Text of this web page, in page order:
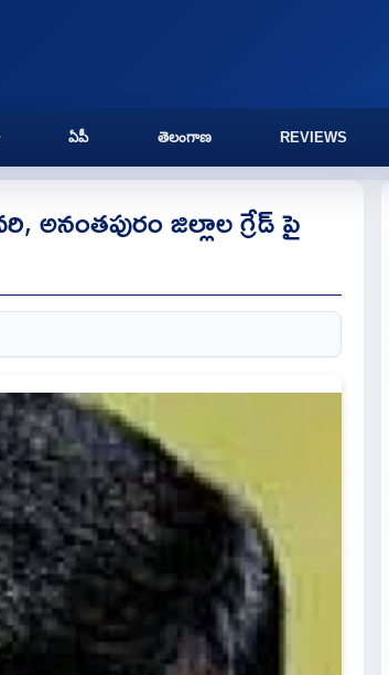
ఏపీ తెలంగాణ REVIEWS
అనంతపురం జిల్లాల గ్రేడ్ పై